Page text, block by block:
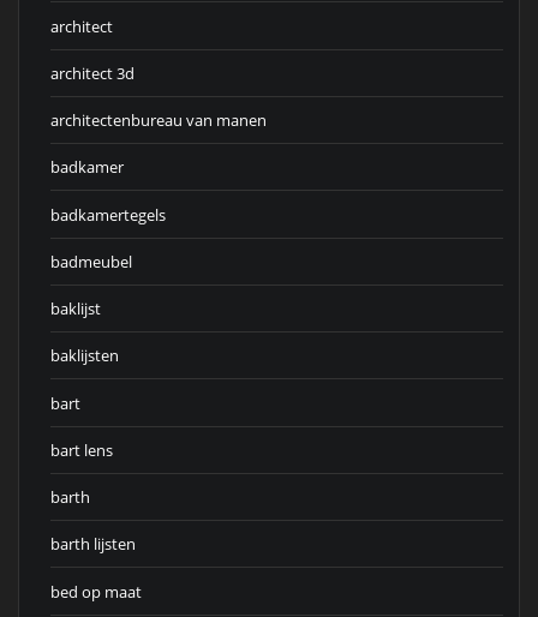
architect
architect 3d
architectenbureau van manen
badkamer
badkamertegels
badmeubel
baklijst
baklijsten
bart
bart lens
barth
barth lijsten
bed op maat